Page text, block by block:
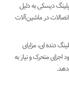
دیسکی به دلیل
اتصالات در ماشین‌آلات
دنده ‌ای، مزایای
اجزای متحرک و نیاز به